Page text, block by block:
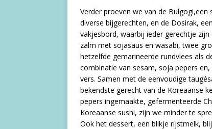
Verder proeven we van de
diverse bijgerechten, en de Dosirak,
vakjesbord, waarbij ieder gerechtje
zalm met sojasaus en wasabi, twee
hetzelfde gemarineerde rundvlees als
combinatie van sesam, soja pepers
vers. Samen met de eenvoudige
bekendste gerecht van de Koreaanse
pepers ingemaakte, gefermenteerde
Koreaanse sushi, zijn we minder te
Ook het dessert, een blikje rijstmelk,